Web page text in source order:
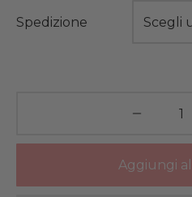
Spedizione
Aggiungi